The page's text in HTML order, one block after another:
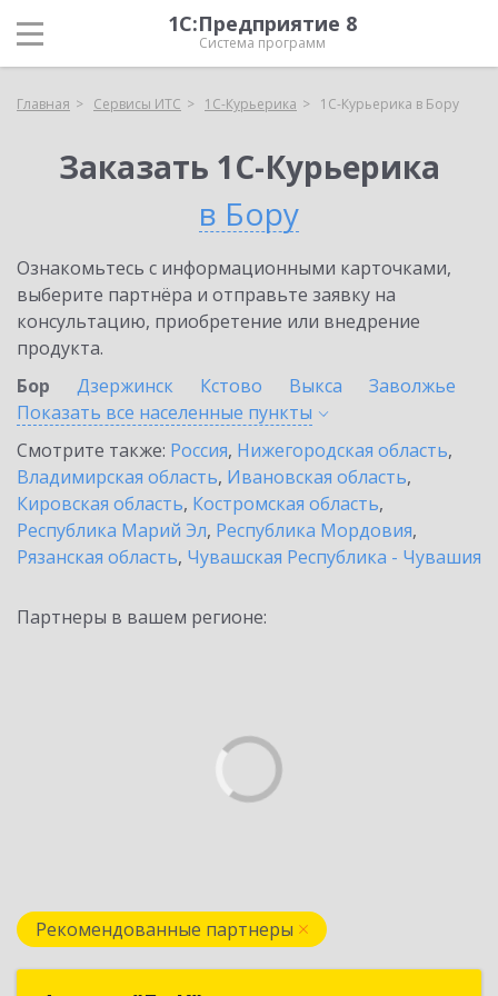
1С:Предприятие 8
Система программ
Главная Сервисы ИТС 1С-Курьерика 1С-Курьерика в Бору
Заказать 1С-Курьерика
в Бору
Ознакомьтесь с информационными карточками,
выберите партнёра и отправьте заявку на
консультацию, приобретение или внедрение
продукта.
Бор
Дзержинск Кстово Выкса
Заволжье
Показать все населенные пункты
Смотрите также: Россия, Нижегородская область,
Владимирская область, Ивановская область,
Кировская область, Костромская область,
Республика Марий Эл, Республика Мордовия,
Рязанская область, Чувашская Республика - Чувашия
Партнеры в вашем регионе:
Рекомендованные партнеры